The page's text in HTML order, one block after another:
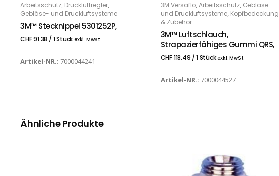
IN DEN WARENKORB
Arbeitsschutz, Druckluftregler,
Gebläse- und Druckluftsysteme
3M™ Stecknippel 5301252P,
CHF91.38 / 1 Stückexkl. MwSt.
Artikel-NR.: 7000044241
IN DEN WARENKORB
3M Versaflo,Arbeitsschutz, Gebläse-
und Druckluftsysteme, Kopfbedeckung
& Zubehör
3M™ Luftschlauch,
Strapazierfähiges Gummi QRS,
CHF118.49 / 1 Stückexkl. MwSt.
Artikel-NR.: 7000044527
Ähnliche Produkte